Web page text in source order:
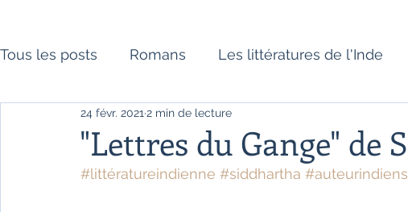
Tous les posts Romans Les littératures de l'Inde
Livres de référence Dictionnaire
Témoignages / Récits Romans jeunesse Essai
"Lettres du Gange" de
24 févr. 2021 2 min de lecture
#littératureindienne #siddhartha #auteurindiens